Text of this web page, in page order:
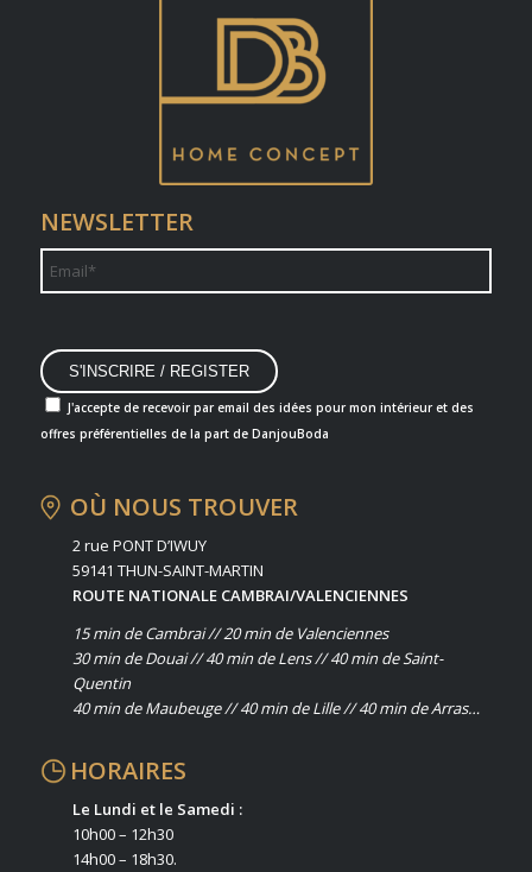
NEWSLETTER
J'accepte de recevoir par email des idées pour mon intérieur et des
offres préférentielles de la part de DanjouBoda
OÙ NOUS TROUVER
2 rue PONT D’IWUY
59141 THUN-SAINT-MARTIN
ROUTE NATIONALE CAMBRAI/VALENCIENNES
15 min de Cambrai // 20 min de Valenciennes
30 min de Douai // 40 min de Lens // 40 min de Saint-
Quentin
40 min de Maubeuge // 40 min de Lille // 40 min de Arras…
HORAIRES
Le Lundi et le Samedi :
10h00 – 12h30
14h00 – 18h30.